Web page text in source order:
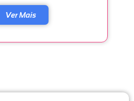
Ver Mais